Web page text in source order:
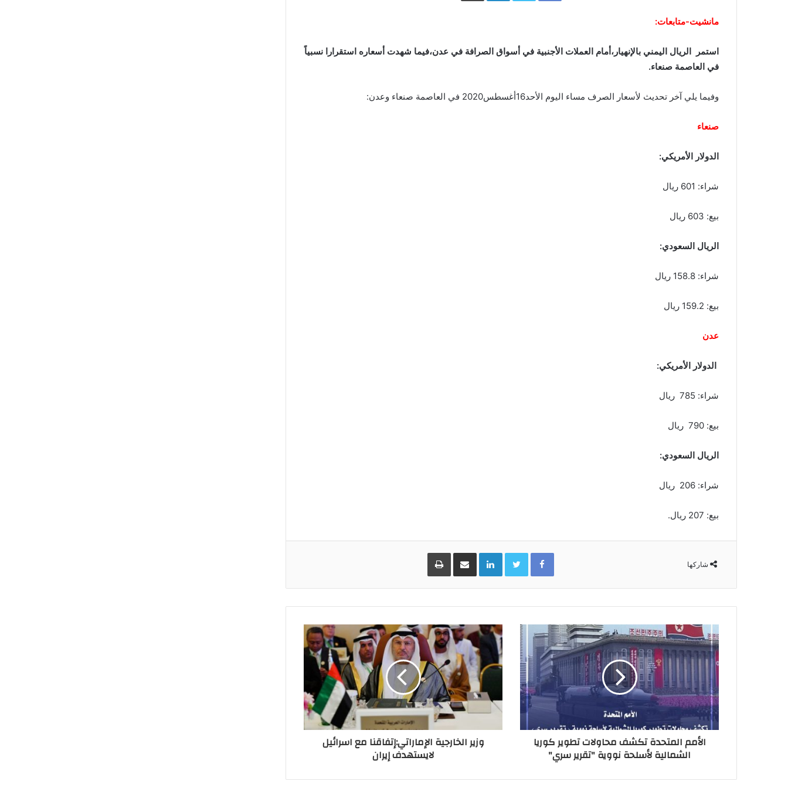
مانشيت-متابعات:
استمر الريال اليمني بالإنهيار،أمام العملات الأجنبية في أسواق الصرافة في عدن،فيما شهدت أسعاره استقرارا نسبياً
في العاصمة صنعاء.
وفيما يلي آخر تحديث لأسعار الصرف مساء اليوم الأحد16أغسطس2020 في العاصمة صنعاء وعدن:
صنعاء
الدولار الأمريكي:
شراء: 601 ريال
بيع: 603 ريال
الريال السعودي:
شراء: 158.8 ريال
بيع: 159.2 ريال
عدن
الدولار الأمريكي:
شراء: 785 ريال
بيع: 790 ريال
الريال السعودي:
شراء: 206 ريال
بيع: 207 ريال.
شاركها
Facebook
Twitter
LinkedInمشاركة عبر البريد طباعة
الأمم المتحدة تكشف محاولات تطوير كوريا
الشمالية لأسلحة نووية "تقرير سري"
وزير الخارجية الإماراتي:إتفاقنا مع اسرائيل
لايستهدف إيران